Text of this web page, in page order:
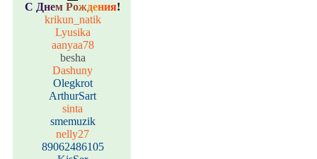
С Днем Рождения!
krikun_natik
Lyusika
aanyaa78
besha
Dashuny
Olegkrot
ArthurSart
sinta
smemuzik
nelly27
89062486105